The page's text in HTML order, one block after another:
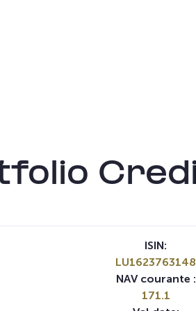
ISIN:
LU1623763148
NAV courante :
171.1